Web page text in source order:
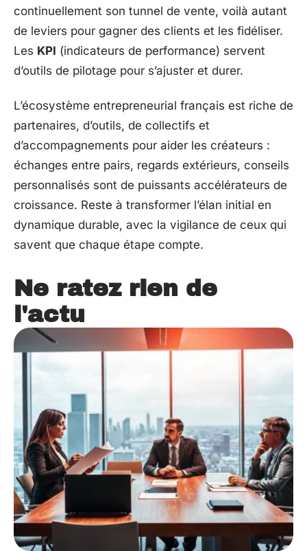
continuellement son tunnel de vente, voilà autant
de leviers pour gagner des clients et les fidéliser.
Les KPI (indicateurs de performance) servent
d’outils de pilotage pour s’ajuster et durer.
L’écosystème entrepreneurial français est riche de
partenaires, d’outils, de collectifs et
d’accompagnements pour aider les créateurs :
échanges entre pairs, regards extérieurs, conseils
personnalisés sont de puissants accélérateurs de
croissance. Reste à transformer l’élan initial en
dynamique durable, avec la vigilance de ceux qui
savent que chaque étape compte.
Ne ratez rien de
l'actu